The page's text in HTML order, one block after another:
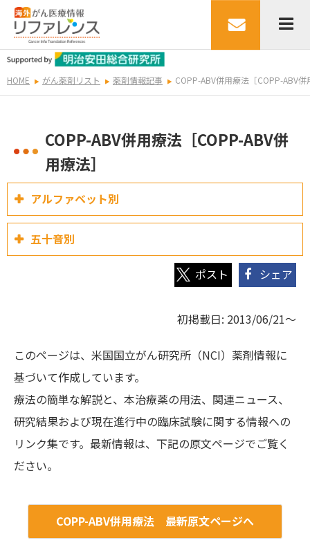
HOME がん薬剤リスト 薬剤情報記事 COPP-ABV併用療法［COPP-ABV併
COPP-ABV併用療法［COPP-ABV併
用療法］
アルファベット別
五十音別
シェア
初掲載日: 2013/06/21～
このページは、米国国立がん研究所（NCI）薬剤情報に
基づいて作成しています。
療法の簡単な解説と、本治療薬の用法、関連ニュース、
研究結果および現在進行中の臨床試験に関する情報への
リンク集です。最新情報は、下記の原文ページでご覧く
ださい。
COPP-ABV併用療法 最新原文ページへ